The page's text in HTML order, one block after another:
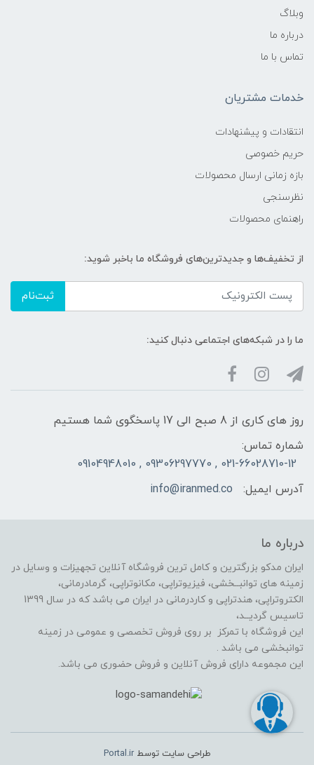
وبلاگ
درباره ما
تماس با ما
خدمات مشتریان
انتقادات و پیشنهادات
حریم خصوصی
بازه زمانی ارسال محصولات
نظرسنجی
راهنمای محصولات
از تخفیف‌ها و جدیدترین‌های فروشگاه ما باخبر شوید:
ثبت‌نام
ما را در شبکه‌های اجتماعی دنبال کنید:
روز های کاری از 8 صبح الی 17 پاسخگوی شما هستیم
شماره تماس:
021-66028710-12 , 09306297770 , 09104948010
آدرس ایمیل:
info@iranmed.co
درباره ما
ایران مدکو بزرگترین و کامل ترین فروشگاه آنلاین تجهیزات و وسایل در
زمینه های توانبــخشی، فیزیوتراپی، مکانوتراپی، گرمادرمانی،
الکتروتراپی، هندتراپی و کاردرمانی در ایران می باشد که در سال 1399
تاسیس گردیــد،
این فروشگاه با تمرکز بر روی فروش تخصصی و عمومی در زمینه
توانبخشی می باشد .
این مجموعه دارای فروش آنلاین و فروش حضوری می باشد.
طراحی سایت توسطPortal.ir